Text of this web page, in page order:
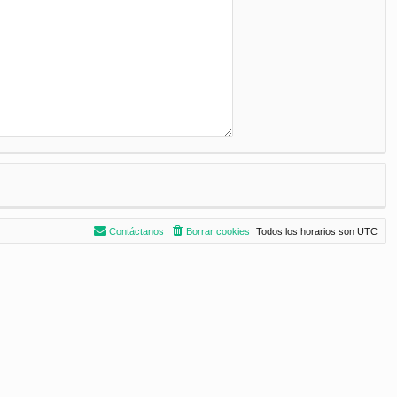
Todos los horarios son UTC
Borrar cookies
Contáctanos